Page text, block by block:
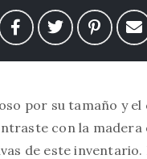
por su tamaño y
con la madera
de este